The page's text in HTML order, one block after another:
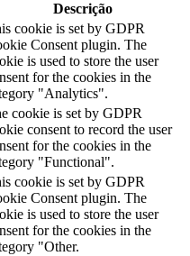
Descrição
cookie is set by GDPR
Consent plugin. The
is used to store the user
for the cookies in the
"Analytics".
cookie is set by GDPR
consent to record the user
for the cookies in the
"Functional".
cookie is set by GDPR
Consent plugin. The
is used to store the user
for the cookies in the
"Other.